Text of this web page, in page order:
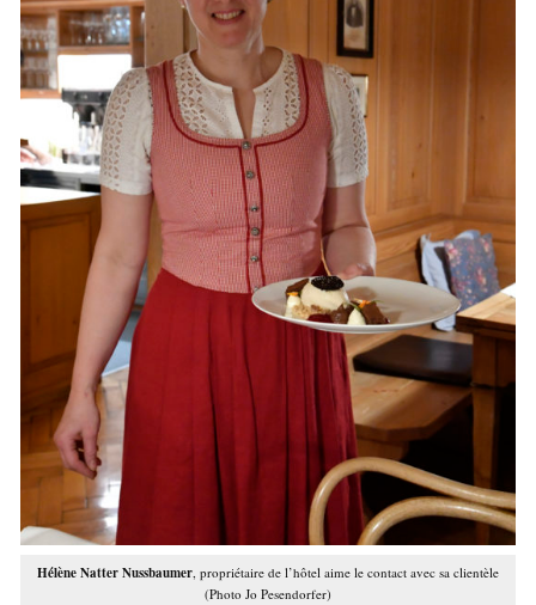
Hélène Natter Nussbaumer, propriétaire de l’hôtel aime le contact avec sa clientèle
(Photo Jo Pesendorfer)